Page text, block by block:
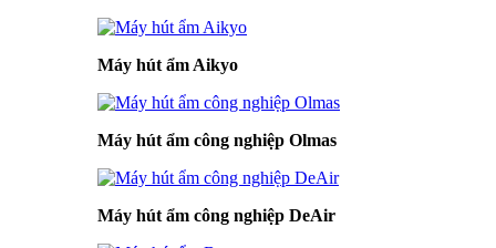
Máy hút ẩm Aikyo
Máy hút ẩm công nghiệp Olmas
Máy hút ẩm công nghiệp DeAir